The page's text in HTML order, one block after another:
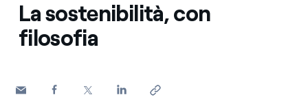
La sostenibilità, con
filosofia